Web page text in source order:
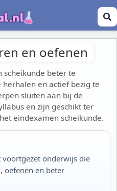
en oefenen
scheikunde beter te
en actief bezig te
sluiten aan bij de
en zijn geschikt ter
eindexamen scheikunde.
onderwijs die
oefenen en beter